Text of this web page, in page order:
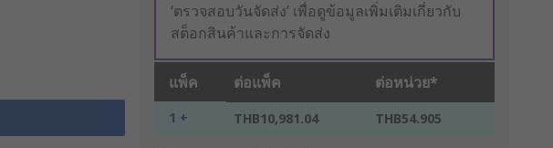
‘ตรวจสอบวันจัดส่ง’ เพื่อดูข้อมูลเพิ่มเติมเกี่ยวกับ
สต็อกสินค้าและการจัดส่ง
แพ็ค ต่อแพ็ค ต่อหน่วย*
1 + THB10,981.04 THB54.905